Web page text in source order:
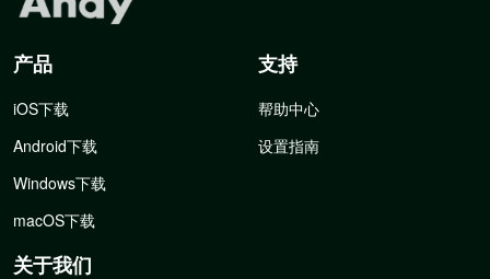
产品
iOS下载
Android下载
Windows下载
macOS下载
支持
帮助中心
设置指南
关于我们